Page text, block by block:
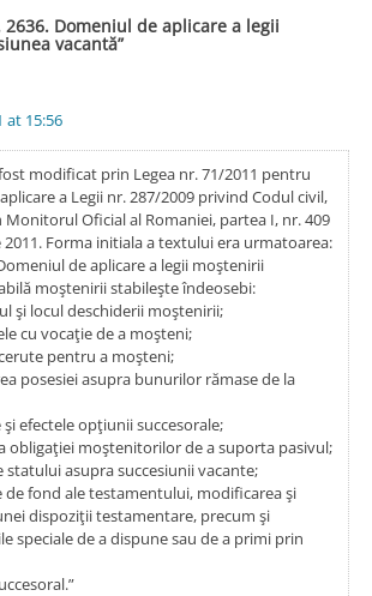
2636. Domeniul de aplicare a legii
vacantă”
at 15:56
modificat prin Legea nr. 71/2011 pentru
a Legii nr. 287/2009 privind Codul civil,
Monitorul Oficial al Romaniei, partea I, nr. 409
2011. Forma initiala a textului era urmatoarea:
de aplicare a legii moştenirii
moştenirii stabileşte îndeosebi:
şi locul deschiderii moştenirii;
cu vocaţie de a moşteni;
pentru a moşteni;
posesiei asupra bunurilor rămase de la
efectele opţiunii succesorale;
obligaţiei moştenitorilor de a suporta pasivul;
asupra succesiunii vacante;
de fond ale testamentului, modificarea şi
dispoziţii testamentare, precum şi
speciale de a dispune sau de a primi prin